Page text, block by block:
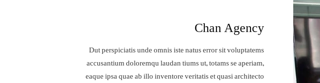
Chan Agency
Dut perspiciatis unde omnis iste natus error sit voluptatems
accusantium doloremqu laudan tiums ut, totams se aperiam,
eaque ipsa quae ab illo inventore veritatis et quasi architecto